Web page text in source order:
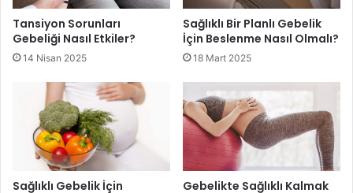
hamile kalmak
Tansiyon Sorunları
Gebeliği Nasıl Etkiler?
14 Nisan 2025
Sağlıklı Bir Planlı Gebelik
İçin Beslenme Nasıl Olmalı?
18 Mart 2025
Sağlıklı Gebelik İçin Gebelikte Sağlıklı Kalmak